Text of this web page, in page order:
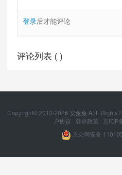
登录后才能评论
评论列表 ( )
Copyright© 2010-2026 安兔兔 ALL Rights
户协议
登录政策
京ICP
京公网安备